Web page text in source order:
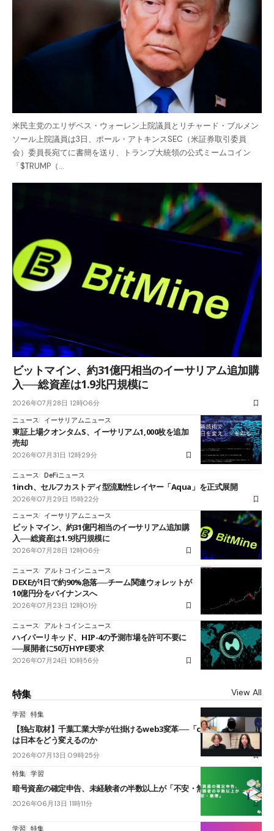
米民主党のエリザベス・ウォーレン上院議員とリチャード・ブルメン
ソール上院議員は3日、ポール・アトキンスSEC（米証券取引委員
会）委員長宛てに書簡を送り、トランプ大統領の公式ミームコイン
「$TRUMP（…
ビットマイン、約31億円相当のイーサリアム追加購
入──総資産は1.9兆円規模に
2026年07月28日 12時06分
ニュース
イーサリアムニュース
東証上場クオンタムS、イーサリアム1,000枚を追加
売却
2026年07月31日 12時29分
ニュース DeFiニュース
1inch、セルフカストディ型流動性レイヤー「Aqua」を正式展開
2026年07月29日 15時22分
ニュース
イーサリアムニュース
ビットマイン、約31億円相当のイーサリアム追加購
入──総資産は1.9兆円規模に
2026年07月28日 12時06分
ニュース アルトコインニュース
DEXEが1日で約90%急落──チーム関連ウォレットが
10億円分をバイナンスへ
2026年07月23日 12時01分
ニュース アルトコインニュース
ハイパーリキッド、HIP-4の予測市場を許可不要に
──展開者に50万HYPE要求
2026年07月24日 10時56分
特集 View All
学習 特集
【独占取材】千葉工業大学が仕掛けるweb3変革──「cJPY」とAIの融合
は日本をどう変えるのか
2026年07月13日 09時25分
特集 学習
暗号資産の確定申告、未経験者の半数以上が「不安・無理」
2026年06月13日 11時11分
学習 特集